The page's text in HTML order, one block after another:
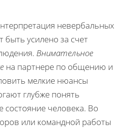
невербальных
быть усилено за счет
Внимательное
на партнере по общению и
мелкие нюансы
глубже понять
состояние человека. Во
или командной работы